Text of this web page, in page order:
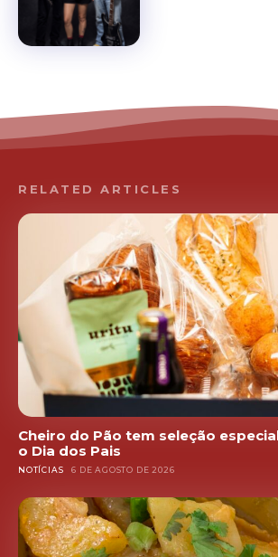
RELATED ARTICLES
Cheiro do Pão tem seleção
o Dia dos Pais
NOTÍCIAS 6 DE AGOSTO DE 2026